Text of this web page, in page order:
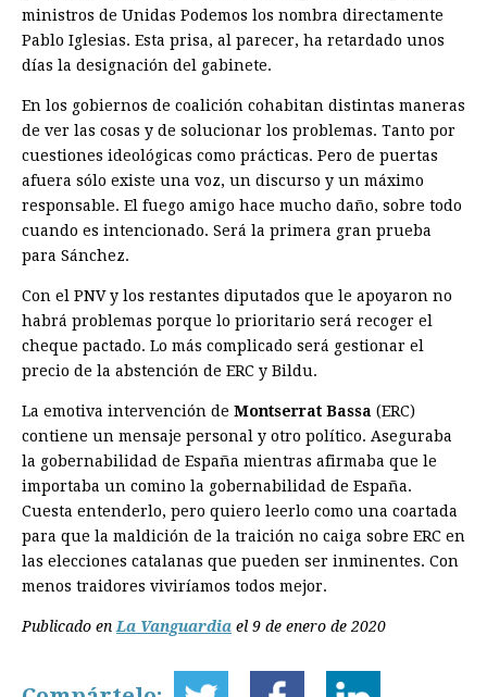
ministros de Unidas Podemos los nombra directamente
Pablo Iglesias. Esta prisa, al parecer, ha retardado unos
días la designación del gabinete.
En los gobiernos de coalición cohabitan distintas maneras
de ver las cosas y de solucionar los problemas. Tanto por
cuestiones ideológicas como prácticas. Pero de puertas
afuera sólo existe una voz, un discurso y un máximo
responsable. El fuego amigo hace mucho daño, sobre todo
cuando es intencionado. Será la primera gran prueba
para Sánchez.
Con el PNV y los restantes diputados que le apoyaron no
habrá problemas porque lo prioritario será recoger el
cheque pactado. Lo más complicado será gestionar el
precio de la abstención de ERC y Bildu.
La emotiva intervención de Montserrat Bassa (ERC)
contiene un mensaje personal y otro político. Aseguraba
la gobernabilidad de España mientras afirmaba que le
importaba un comino la gobernabilidad de España.
Cuesta entenderlo, pero quiero leerlo como una coartada
para que la maldición de la traición no caiga sobre ERC en
las elecciones catalanas que pueden ser inminentes. Con
menos traidores viviríamos todos mejor.
Publicado en La Vanguardia el 9 de enero de 2020